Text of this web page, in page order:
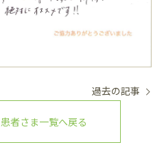
過去の記事
者さま一覧へ戻る